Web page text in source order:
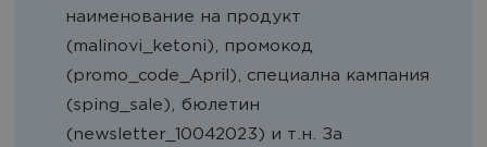
наименование на продукт
(malinovi_ketoni), промокод
(promo_code_April), специална кампания
(sping_sale), бюлетин
(newsletter_10042023) и т.н. За